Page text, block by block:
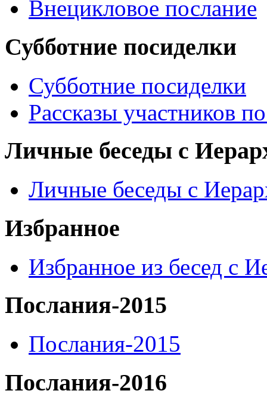
Внецикловое послание
Субботние посиделки
Субботние посиделки
Рассказы участников
Личные беседы с
Личные беседы с
Избранное
Избранное из бесед с
Послания-2015
Послания-2015
Послания-2016